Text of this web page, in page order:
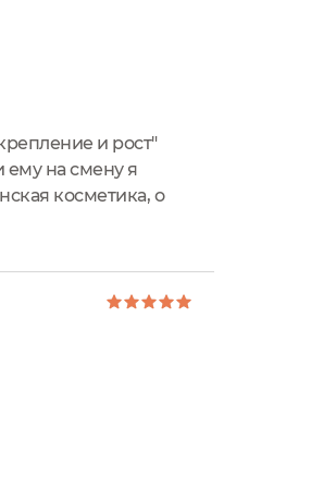
и рост"
ему на смену я
косметика, о